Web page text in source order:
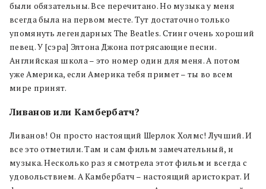
были обязательны. Все перечитано. Но музыка у меня
всегда была на первом месте. Тут достаточно только
упомянуть легендарных The Beatles. Стинг очень хороший
певец. У [сэра] Элтона Джона потрясающие песни.
Английская школа – это номер один для меня. А потом
уже Америка, если Америка тебя примет – ты во всем
мире принят.
Ливанов или Камбербатч?
Ливанов! Он просто настоящий Шерлок Холмс! Лучший. И
все это отметили. Там и сам фильм замечательный, и
музыка. Несколько раз я смотрела этот фильм и всегда с
удовольствием. А Камбербатч – настоящий аристократ. И